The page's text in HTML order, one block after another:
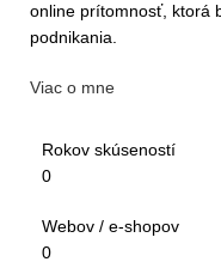
online prítomnosť, ktorá
podnikania.
Viac o mne
Rokov skúseností
0
Webov / e-shopov
0